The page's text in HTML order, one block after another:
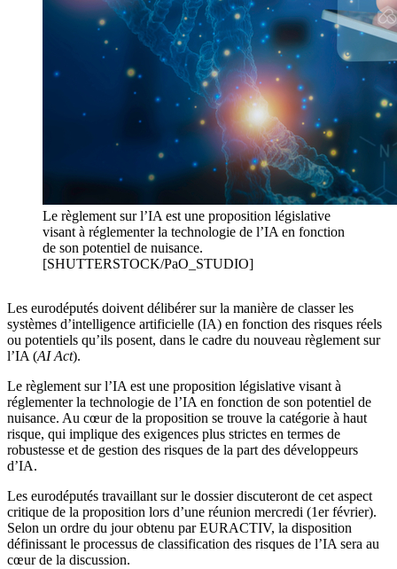
Le règlement sur l’IA est une proposition législative
visant à réglementer la technologie de l’IA en fonction
de son potentiel de nuisance.
[SHUTTERSTOCK/PaO_STUDIO]
Les eurodéputés doivent délibérer sur la manière de classer les
systèmes d’intelligence artificielle (IA) en fonction des risques réels
ou potentiels qu’ils posent, dans le cadre du nouveau règlement sur
l’IA (AI Act).
Le règlement sur l’IA est une proposition législative visant à
réglementer la technologie de l’IA en fonction de son potentiel de
nuisance. Au cœur de la proposition se trouve la catégorie à haut
risque, qui implique des exigences plus strictes en termes de
robustesse et de gestion des risques de la part des développeurs
d’IA.
Les eurodéputés travaillant sur le dossier discuteront de cet aspect
critique de la proposition lors d’une réunion mercredi (1er février).
Selon un ordre du jour obtenu par EURACTIV, la disposition
définissant le processus de classification des risques de l’IA sera au
cœur de la discussion.